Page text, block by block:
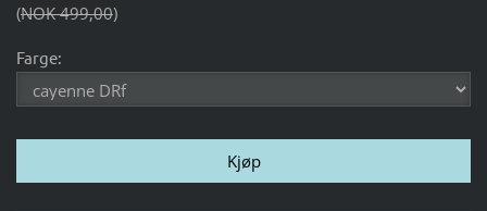
NOK 499,00
Farge: